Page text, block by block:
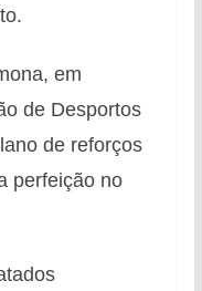
em
de Desportos
de reforços
perfeição no